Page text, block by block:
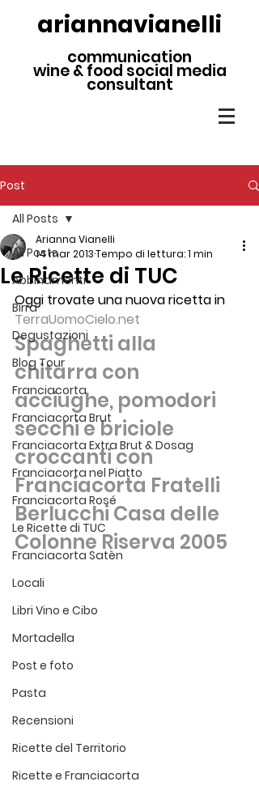
ariannavianelli
communication
wine & food social media
consultant
Post
All Posts
Abbinamenti
Birra
Degustazioni
Blog Tour
Franciacorta
Franciacorta Brut
Franciacorta Extra Brut & Dosag
Franciacorta nel Piatto
Franciacorta Rosé
Le Ricette di TUC
Franciacorta Satèn
Locali
Libri Vino e Cibo
Mortadella
Post e foto
Pasta
Recensioni
Ricette del Territorio
Ricette e Franciacorta
All Posts
Le Ricette di TUC
Arianna Vianelli
14 mar 2013Tempo di lettura: 1 min
Oggi trovate una nuova ricetta in
TerraUomoCielo.net
Spaghetti alla
chitarra con
acciughe, pomodori
secchi e briciole
croccanti con
Franciacorta Fratelli
Berlucchi Casa delle
Colonne Riserva 2005